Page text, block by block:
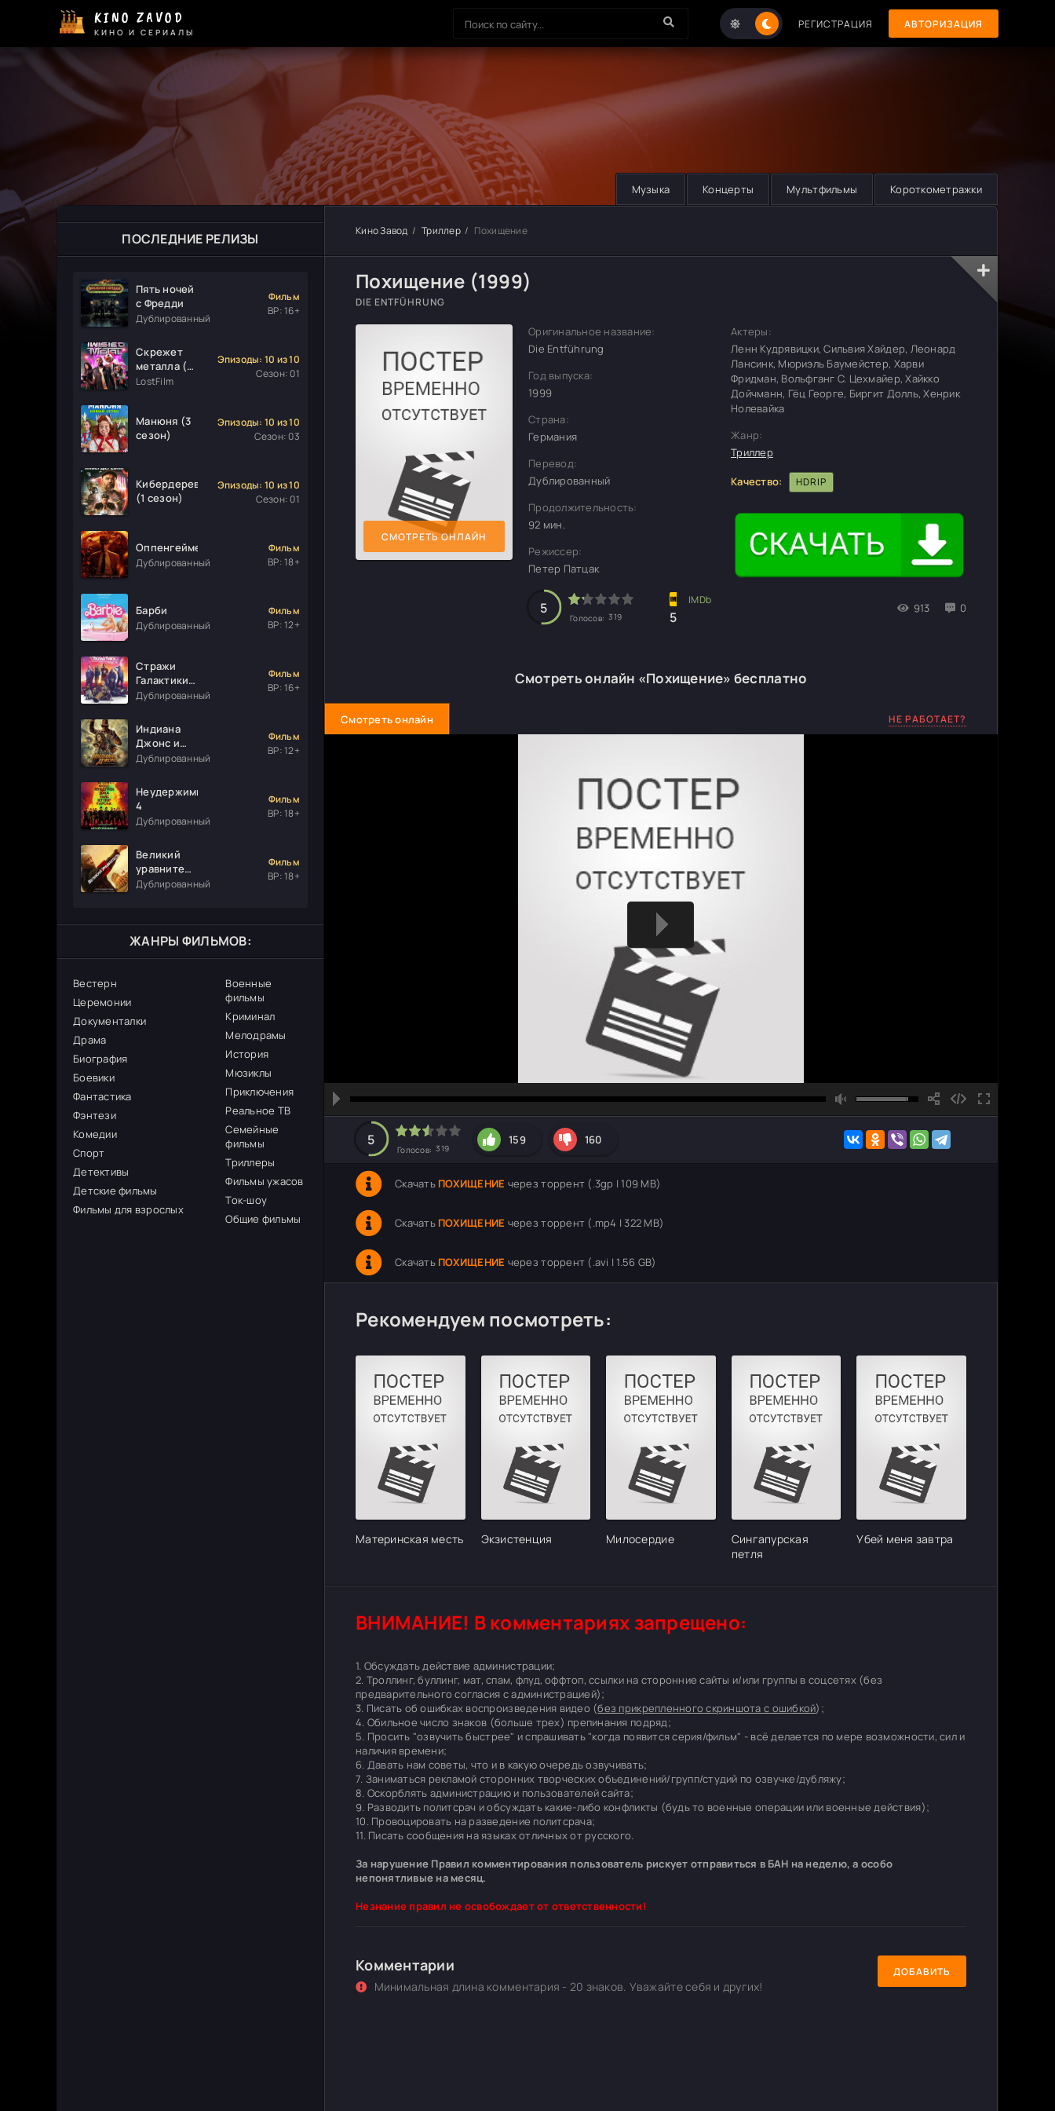
KINO ZAVOD
КИНО И СЕРИАЛЫ
РЕГИСТРАЦИЯ АВТОРИЗАЦИЯ
Музыка Концерты Мультфильмы Короткометражки
ПОСЛЕДНИЕ РЕЛИЗЫ
Пять ночей
с Фредди
Дублированный
Фильм
ВР: 16+
Скрежет
металла (1
сезон)
LostFilm
Эпизоды: 10 из 10
Сезон: 01
Манюня (3
сезон)
Эпизоды: 10 из 10
Сезон: 03
Кибердеревня
(1 сезон)
Эпизоды: 10 из 10
Сезон: 01
Оппенгеймер
Дублированный
Фильм
ВР: 18+
Барби
Дублированный
Фильм
ВР: 12+
Стражи
Галактики.
Часть 3
Дублированный
Фильм
ВР: 16+
Индиана
Джонс и
колесо
Дублированный
Фильм
ВР: 12+
Неудержимые
4
Дублированный
Фильм
ВР: 18+
Великий
уравнитель
3
Дублированный
Фильм
ВР: 18+
ЖАНРЫ ФИЛЬМОВ:
Вестерн
Церемонии
Документалки
Драма
Биография
Боевики
Фантастика
Фэнтези
Комедии
Спорт
Детективы
Детские фильмы
Фильмы для взрослых
Военные
фильмы
Криминал
Мелодрамы
История
Мюзиклы
Приключения
Реальное ТВ
Семейные
фильмы
Триллеры
Фильмы ужасов
Ток-шоу
Общие фильмы
Кино Завод Триллер Похищение
Похищение (1999)
DIE ENTFÜHRUNG
СМОТРЕТЬ ОНЛАЙН
Оригинальное название:
Die Entführung
Год выпуска:
1999
Страна:
Германия
Перевод:
Дублированный
Продолжительность:
92 мин.
Режиссер:
Петер Патцак
5
Голосов: 319 5
913 0
Актеры:
Ленн Кудрявицки, Сильвия Хайдер, Леонард
Лансинк, Мюриэль Баумейстер, Харви
Фридман, Вольфганг С. Цехмайер, Хайкко
Дойчманн, Гёц Георге, Биргит Долль, Хенрик
Нолевайка
Жанр:
Триллер
Качество: HDRIP
Смотреть онлайн «Похищение» бесплатно
Смотреть онлайн НЕ РАБОТАЕТ?
hd2160
hd1440
highres
hd1080
hd720
large
medium
small
tiny
5
Голосов: 319
159 160
Скачать ПОХИЩЕНИЕ через торрент (.3gp | 109 MB)
Скачать ПОХИЩЕНИЕ через торрент (.mp4 | 322 MB)
Скачать ПОХИЩЕНИЕ через торрент (.avi | 1.56 GB)
Рекомендуем посмотреть:
Материнская месть Экзистенция Милосердие
Сингапурская
петля
Убей меня завтра
ВНИМАНИЕ! В комментариях запрещено:
1. Обсуждать действие администрации;
2. Троллинг, буллинг, мат, спам, флуд, оффтоп, ссылки на сторонние сайты и/или группы в соцсетях (без
предварительного согласия с администрацией);
3. Писать об ошибках воспроизведения видео (без прикрепленного скриншота с ошибкой);
4. Обильное число знаков (больше трех) препинания подряд;
5. Просить "озвучить быстрее" и спрашивать "когда появится серия/фильм" - всё делается по мере возможности, сил и
наличия времени;
6. Давать нам советы, что и в какую очередь озвучивать;
7. Заниматься рекламой сторонних творческих объединений/групп/студий по озвучке/дубляжу;
8. Оскорблять администрацию и пользователей сайта;
9. Разводить политсрач и обсуждать какие-либо конфликты (будь то военные операции или военные действия);
10. Провоцировать на разведение политсрача;
11. Писать сообщения на языках отличных от русского.
За нарушение Правил комментирования пользователь рискует отправиться в БАН на неделю, а особо
непонятливые на месяц.
Незнание правил не освобождает от ответственности!
Комментарии
Минимальная длина комментария - 20 знаков. Уважайте себя и других!
ДОБАВИТЬ